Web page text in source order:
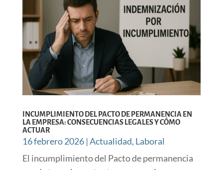
INCUMPLIMIENTO DEL PACTO DE PERMANENCIA EN
LA EMPRESA: CONSECUENCIAS LEGALES Y CÓMO
ACTUAR
16 febrero 2026|Actualidad, Laboral
El incumplimiento del Pacto de permanencia